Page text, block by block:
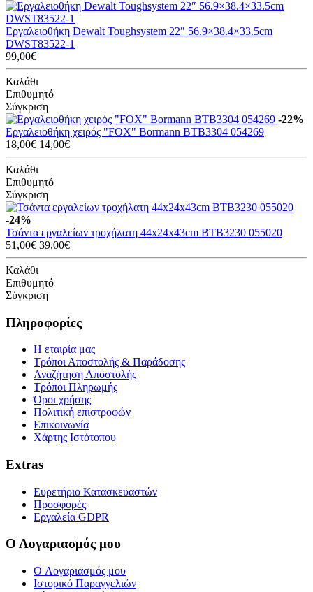
Εργαλειοθήκη Dewalt Toughsystem 22″ 56.9×38.4×33.5cm
DWST83522-1
99,00€
Καλάθι
Επιθυμητό
Σύγκριση
-22%
Εργαλειοθήκη χειρός "FOX" Bormann BTB3304 054269
18,00€ 14,00€
Καλάθι
Επιθυμητό
Σύγκριση
-24%
Τσάντα εργαλείων τροχήλατη 44x24x43cm BTB3230 055020
51,00€ 39,00€
Καλάθι
Επιθυμητό
Σύγκριση
Πληροφορίες
Η εταιρία μας
Τρόποι Αποστολής & Παράδοσης
Αναζήτηση Αποστολής
Τρόποι Πληρωμής
Όροι χρήσης
Πολιτική επιστροφών
Επικοινωνία
Χάρτης Ιστότοπου
Extras
Ευρετήριο Κατασκευαστών
Προσφορές
Εργαλεία GDPR
Ο Λογαριασμός μου
O Λογαριασμός μου
Ιστορικό Παραγγελιών